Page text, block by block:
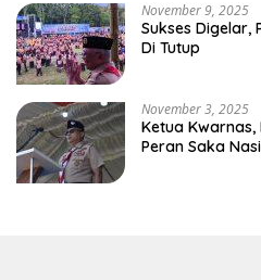
November 9, 2025
Sukses Digelar,
Di Tutup
November 3, 2025
Ketua Kwarnas,
Peran Saka